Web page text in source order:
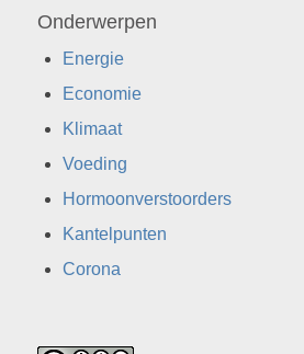
Onderwerpen
Energie
Economie
Klimaat
Voeding
Hormoonverstoorders
Kantelpunten
Corona